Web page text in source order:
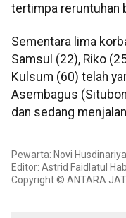
tertimpa reruntuhan
Sementara lima
Samsul (22), Riko
Kulsum (60) telah
Asembagus
dan sedang
Pewarta: Novi
Editor: Astrid Faidlatul
Copyright © ANTARA